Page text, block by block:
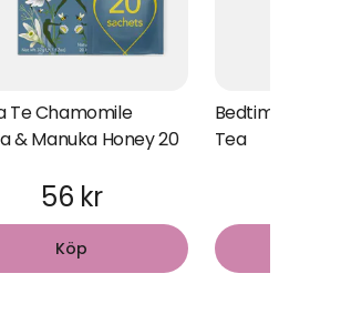
Te Chamomile
& Manuka Honey 20
56 kr
Köp
Bedtime 17
Tea